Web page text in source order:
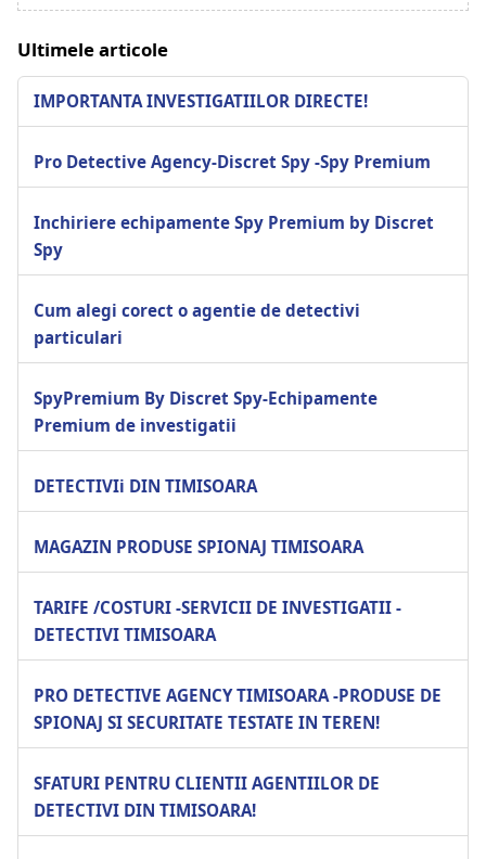
Ultimele articole
IMPORTANTA INVESTIGATIILOR DIRECTE!
Pro Detective Agency-Discret Spy -Spy Premium
Inchiriere echipamente Spy Premium by Discret
Spy
Cum alegi corect o agentie de detectivi
particulari
SpyPremium By Discret Spy-Echipamente
Premium de investigatii
DETECTIVIi DIN TIMISOARA
MAGAZIN PRODUSE SPIONAJ TIMISOARA
TARIFE /COSTURI -SERVICII DE INVESTIGATII -
DETECTIVI TIMISOARA
PRO DETECTIVE AGENCY TIMISOARA -PRODUSE DE
SPIONAJ SI SECURITATE TESTATE IN TEREN!
SFATURI PENTRU CLIENTII AGENTIILOR DE
DETECTIVI DIN TIMISOARA!